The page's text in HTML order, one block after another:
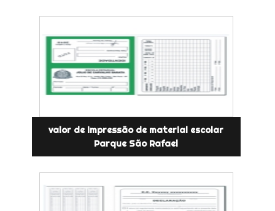
valor de impressão de material escolar
Parque São Rafael